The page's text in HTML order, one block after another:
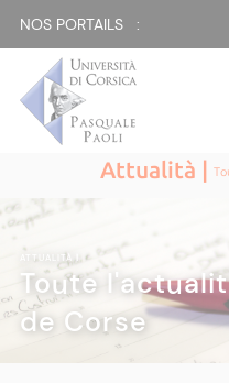
NOS PORTAILS :
Attualità |
ATTUALITÀ|
Toute
de Corse